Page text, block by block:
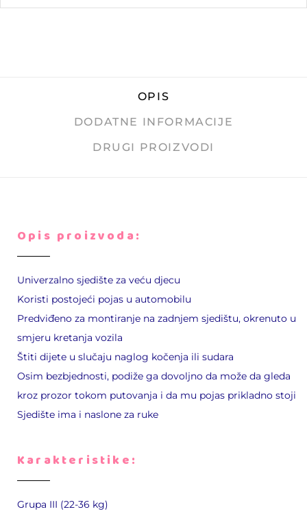
OPIS
DODATNE INFORMACIJE
DRUGI PROIZVODI
Opis proizvoda:
Univerzalno sjedište za veću djecu
Koristi postojeći pojas u automobilu
Predviđeno za montiranje na zadnjem sjedištu, okrenuto u
smjeru kretanja vozila
Štiti dijete u slučaju naglog kočenja ili sudara
Osim bezbjednosti, podiže ga dovoljno da može da gleda
kroz prozor tokom putovanja i da mu pojas prikladno stoji
Sjedište ima i naslone za ruke
Karakteristike:
Grupa III (22-36 kg)